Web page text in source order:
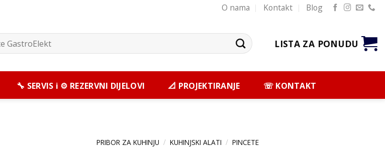
O nama Kontakt Blog
LISTA ZA PONUDU
🔧 SERVIS i ⚙️ REZERVNI DIJELOVI 📐 PROJEKTIRANJE ☏ KONTAKT
PRIBOR ZA KUHINJU / KUHINJSKI ALATI / PINCETE